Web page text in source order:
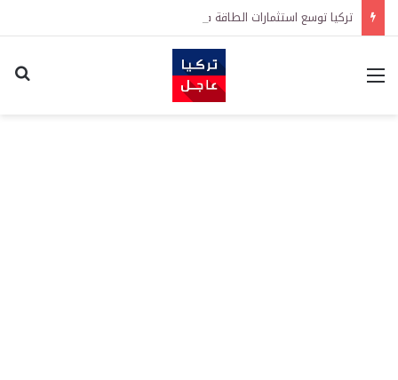
تركيا توسع استثمارات الطاقة في 3 قارات وتكشف هدفاً كبيراً
القائمة